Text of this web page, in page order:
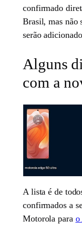
confirmado
Brasil, mas não
serão
Alguns
com a
A lista é de
confirmados a
Motorola para o